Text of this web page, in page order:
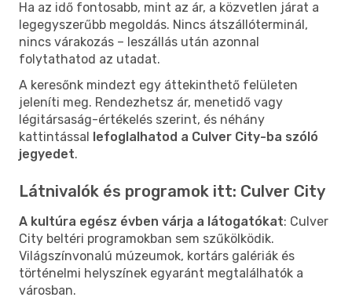
Ha az idő fontosabb, mint az ár, a közvetlen járat a
legegyszerűbb megoldás. Nincs átszállóterminál,
nincs várakozás – leszállás után azonnal
folytathatod az utadat.
A keresőnk mindezt egy áttekinthető felületen
jeleníti meg. Rendezhetsz ár, menetidő vagy
légitársaság-értékelés szerint, és néhány
kattintással lefoglalhatod a Culver City-ba szóló
jegyedet.
Látnivalók és programok itt: Culver City
A kultúra egész évben várja a látogatókat: Culver
City beltéri programokban sem szűkölködik.
Világszínvonalú múzeumok, kortárs galériák és
történelmi helyszínek egyaránt megtalálhatók a
városban.